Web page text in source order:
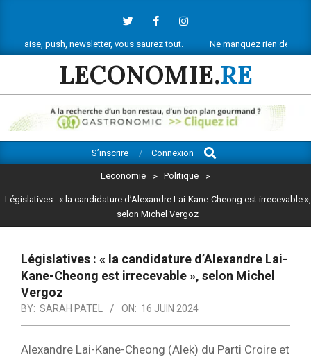
contentnewsletter, vous saurez tout. Ne manquez rien de l’actu
LECONOMIE.RE
Navigation
S’inscrire Connexion
Search
Leconomie > Politique >
Législatives : « la candidature d’Alexandre Lai-Kane-Cheong est irrecevable »,
selon Michel Vergoz
Législatives : « la candidature d’Alexandre Lai-
Kane-Cheong est irrecevable », selon Michel
Vergoz
BY: SARAH PATEL ON: 16 JUIN 2024
Alexandre Lai-Kane-Cheong (Alek) du Parti Croire et